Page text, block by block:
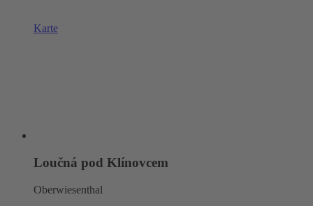
Karte
Loučná pod Klínovcem
Oberwiesenthal